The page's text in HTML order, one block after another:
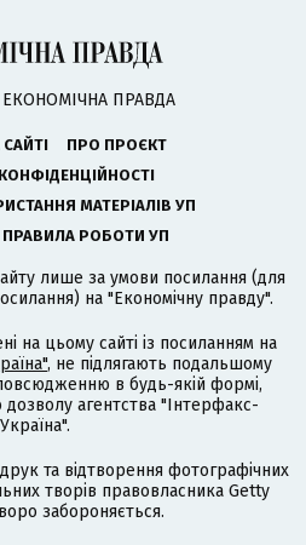
ЕКОНОМІЧНА ПРАВДА
ПРО ПРОЄКТ
МАТЕРІАЛІВ УП
ПРАВИЛА РОБОТИ УП
лише за умови посилання (для
на "Економічну правду".
на цьому сайті із посиланням на
, не підлягають подальшому
в будь-якій формі,
агентства "Інтерфакс-
Україна".
та відтворення фотографічних
творів правовласника Getty
забороняється.